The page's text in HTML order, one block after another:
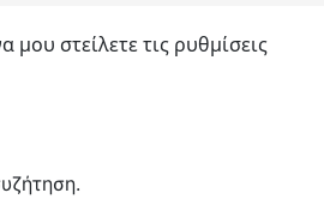
στείλετε τις ρυθμίσεις